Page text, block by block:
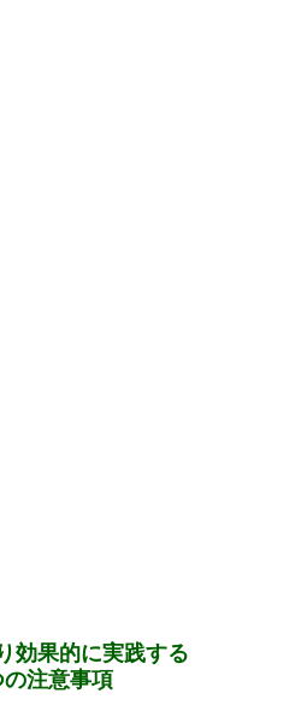
効果的に実践する
の注意事項